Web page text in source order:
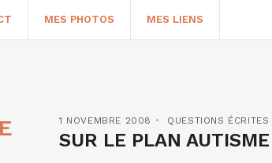
MES PHOTOS MES LIENS
1 NOVEMBRE 2008 QUESTIONS
SUR LE PLAN